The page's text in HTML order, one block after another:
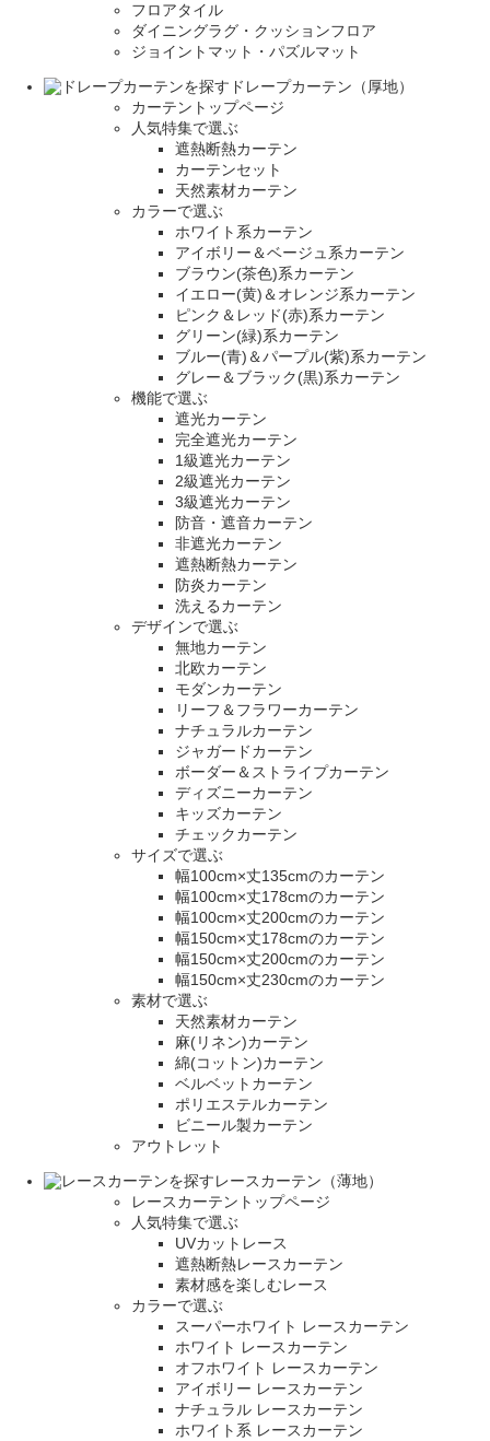
フロアタイル
ダイニングラグ・クッションフロア
ジョイントマット・パズルマット
ドレープカーテン（厚地）
カーテントップページ
人気特集で選ぶ
遮熱断熱カーテン
カーテンセット
天然素材カーテン
カラーで選ぶ
ホワイト系カーテン
アイボリー＆ベージュ系カーテン
ブラウン(茶色)系カーテン
イエロー(黄)＆オレンジ系カーテン
ピンク＆レッド(赤)系カーテン
グリーン(緑)系カーテン
ブルー(青)＆パープル(紫)系カーテン
グレー＆ブラック(黒)系カーテン
機能で選ぶ
遮光カーテン
完全遮光カーテン
1級遮光カーテン
2級遮光カーテン
3級遮光カーテン
防音・遮音カーテン
非遮光カーテン
遮熱断熱カーテン
防炎カーテン
洗えるカーテン
デザインで選ぶ
無地カーテン
北欧カーテン
モダンカーテン
リーフ＆フラワーカーテン
ナチュラルカーテン
ジャガードカーテン
ボーダー＆ストライプカーテン
ディズニーカーテン
キッズカーテン
チェックカーテン
サイズで選ぶ
幅100cm×丈135cmのカーテン
幅100cm×丈178cmのカーテン
幅100cm×丈200cmのカーテン
幅150cm×丈178cmのカーテン
幅150cm×丈200cmのカーテン
幅150cm×丈230cmのカーテン
素材で選ぶ
天然素材カーテン
麻(リネン)カーテン
綿(コットン)カーテン
ベルベットカーテン
ポリエステルカーテン
ビニール製カーテン
アウトレット
レースカーテン（薄地）
レースカーテントップページ
人気特集で選ぶ
UVカットレース
遮熱断熱レースカーテン
素材感を楽しむレース
カラーで選ぶ
スーパーホワイト レースカーテン
ホワイト レースカーテン
オフホワイト レースカーテン
アイボリー レースカーテン
ナチュラル レースカーテン
ホワイト系 レースカーテン